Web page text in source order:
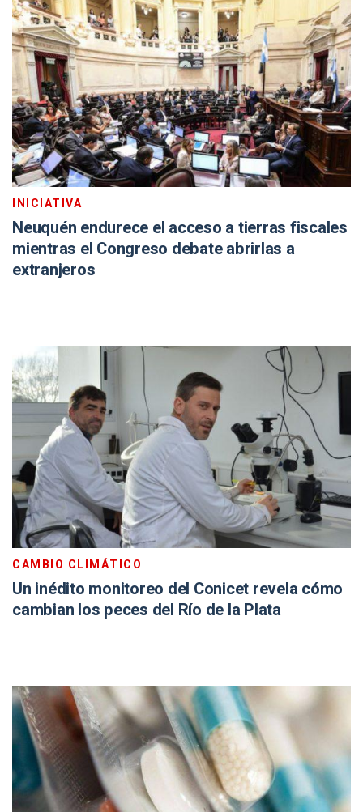
INICIATIVA
Neuquén endurece el acceso a tierras fiscales
mientras el Congreso debate abrirlas a
extranjeros
CAMBIO CLIMÁTICO
Un inédito monitoreo del Conicet revela cómo
cambian los peces del Río de la Plata